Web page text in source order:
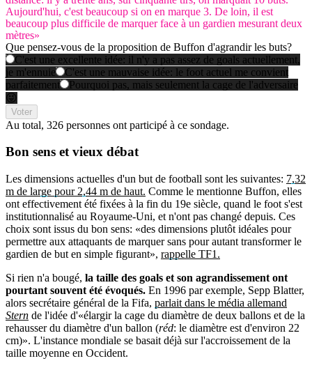
Aujourd'hui, c'est beaucoup si on en marque 3. De loin, il est
beaucoup plus difficile de marquer face à un gardien mesurant deux
mètres»
Que pensez-vous de la proposition de Buffon d'agrandir les buts?
C'est une excellente idée: il n'y a pas assez de goals actuellement,
je m'ennuie
C'est une mauvaise idée: le foot actuel me convient
parfaitement
Pourquoi pas, mais seulement la cage de l'adversaire
😜
Voter
Au total, 326 personnes ont participé à ce sondage.
Bon sens etvieux débat
Les dimensions actuelles d'un but de football sont les suivantes: 7,32
m de large pour 2,44 m de haut. Comme le mentionne Buffon, elles
ont effectivement été fixées à la fin du 19e siècle, quand le foot s'est
institutionnalisé au Royaume-Uni, et n'ont pas changé depuis. Ces
choix sont issus du bon sens: «des dimensions plutôt idéales pour
permettre aux attaquants de marquer sans pour autant transformer le
gardien de but en simple figurant», rappelle TF1.
Si rien n'a bougé, la taille des goals et son agrandissement ont
pourtant souvent été évoqués. En 1996 par exemple, Sepp Blatter,
alors secrétaire général de la Fifa, parlait dans le média allemand
Stern de l'idée d'«élargir la cage du diamètre de deux ballons et de la
rehausser du diamètre d'un ballon (réd: le diamètre est d'environ 22
cm)». L'instance mondiale se basait déjà sur l'accroissement de la
taille moyenne en Occident.